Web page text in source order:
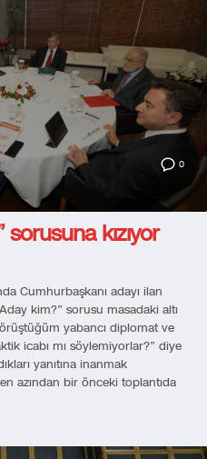
0
kızıyor
Cumhurbaşkanı adayı ilan
kim?” sorusu masadaki altı
yabancı diplomat ve
icabı mı söylemiyorlar?” diye
yanıtına inanmak
azından bir önceki toplantıda